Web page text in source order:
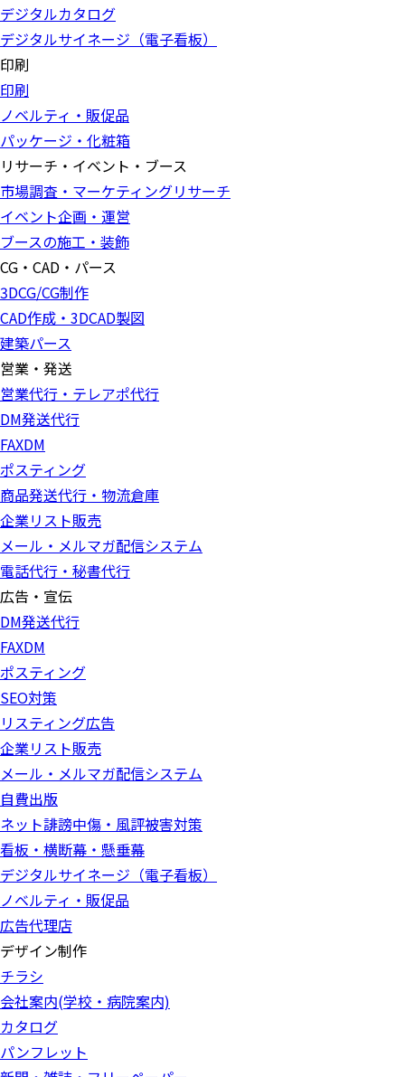
デジタルカタログ
デジタルサイネージ（電子看板）
印刷
印刷
ノベルティ・販促品
パッケージ・化粧箱
リサーチ・イベント・ブース
市場調査・マーケティングリサーチ
イベント企画・運営
ブースの施工・装飾
CG・CAD・パース
3DCG/CG制作
CAD作成・3DCAD製図
建築パース
営業・発送
営業代行・テレアポ代行
DM発送代行
FAXDM
ポスティング
商品発送代行・物流倉庫
企業リスト販売
メール・メルマガ配信システム
電話代行・秘書代行
広告・宣伝
DM発送代行
FAXDM
ポスティング
SEO対策
リスティング広告
企業リスト販売
メール・メルマガ配信システム
自費出版
ネット誹謗中傷・風評被害対策
看板・横断幕・懸垂幕
デジタルサイネージ（電子看板）
ノベルティ・販促品
広告代理店
デザイン制作
チラシ
会社案内(学校・病院案内)
カタログ
パンフレット